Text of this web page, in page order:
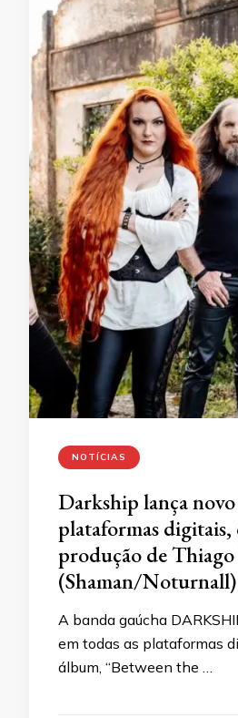
NOTÍCIAS
Darkship lança
plataformas digitais,
produção de
(Shaman/Noturnall)
A banda gaúcha
em todas as plataformas
álbum, “Between the …